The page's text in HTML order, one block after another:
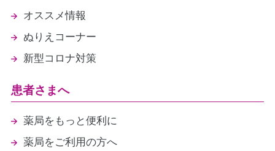
オススメ情報
ぬりえコーナー
新型コロナ対策
患者さまへ
薬局をもっと便利に
薬局をご利用の方へ